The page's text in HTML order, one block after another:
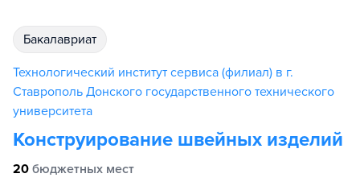
бакалавриат
Технологический институт сервиса (филиал) в г.
Ставрополь Донского государственного технического
университета
Конструирование швейных изделий
20 бюджетных мест